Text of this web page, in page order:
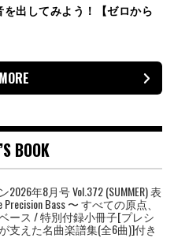
出してみよう！【ゼロから
BOOK
年8月号 Vol.372 (SUMMER) 表
Bass 〜 すべての原点、
ース / 特別付録小冊子[プレシ
支えた名曲楽譜集(全6曲)]付き